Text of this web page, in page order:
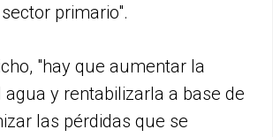
primario".
"hay que aumentar la
y rentabilizarla a base de
las pérdidas que se